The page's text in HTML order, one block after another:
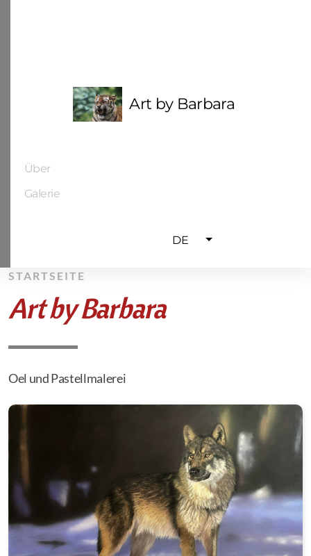
Art by Barbara
Über
Galerie
DE
STARTSEITE
Art by Barbara
Oel und Pastellmalerei